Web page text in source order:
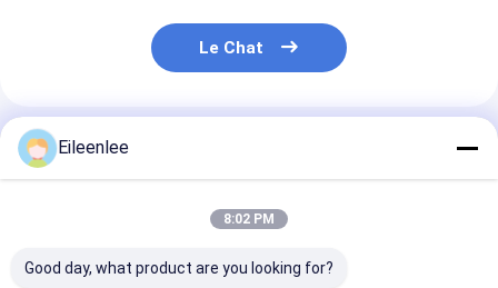
Le Chat
Produits Recommandés
Eileenlee
8:02 PM
Good day, what product are you looking for?